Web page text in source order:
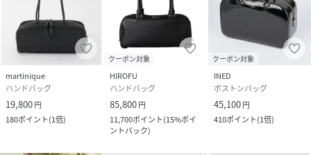
martinique
ハンドバッグ
19,800円
180ポイント(1倍)
クーポン対象
HIROFU
ハンドバッグ
85,800円
11,700ポイント(15%ポイ
ントバック)
クーポン対象
INED
ボストンバッグ
45,100円
410ポイント(1倍)